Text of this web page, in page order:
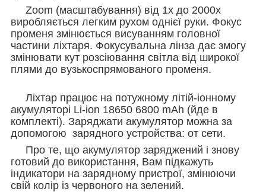
Zoom (масштабування) від 1x до 2000х
виробляється легким рухом однієї руки. Фокус
променя змінюється висуванням головної
частини ліхтаря. Фокусувальна лінза дає змогу
змінювати кут розсіювання світла від широкої
плями до вузькоспрямованого променя.
Ліхтар працює на потужному літій-іонному
акумуляторі Li-ion 18650 6800 mAh (йде в
комплекті). Заряджати акумулятор можна за
допомогою зарядного устройства: от сети.
Про те, що акумулятор заряджений і знову
готовий до використання, Вам підкажуть
індикатори на зарядному пристрої, змінюючи
свій колір із червоного на зелений.